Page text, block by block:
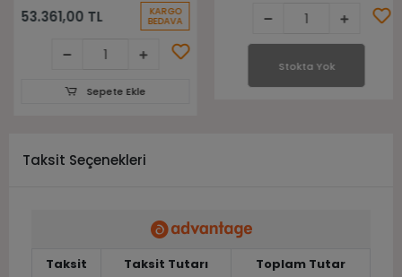
53.361,00 TL KARGO
BEDAVA
Sepete Ekle
Stokta Yok
Taksit Seçenekleri
Taksit Taksit Tutarı Toplam Tutar